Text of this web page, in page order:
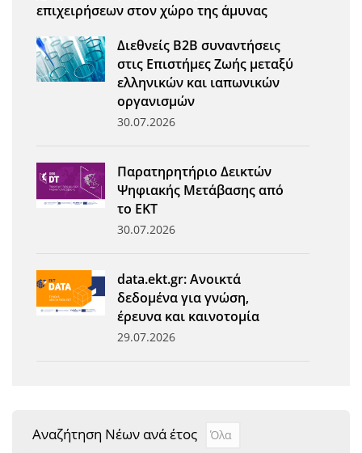
επιχειρήσεων στον χώρο της άμυνας
Διεθνείς Β2Β συναντήσεις
στις Επιστήμες Ζωής μεταξύ
ελληνικών και ιαπωνικών
οργανισμών
30.07.2026
Παρατηρητήριο Δεικτών
Ψηφιακής Μετάβασης από
το ΕΚΤ
30.07.2026
data.ekt.gr: Ανοικτά
δεδομένα για γνώση,
έρευνα και καινοτομία
29.07.2026
Αναζήτηση Νέων ανά έτος Αναζήτηση Νέων ανά
Year